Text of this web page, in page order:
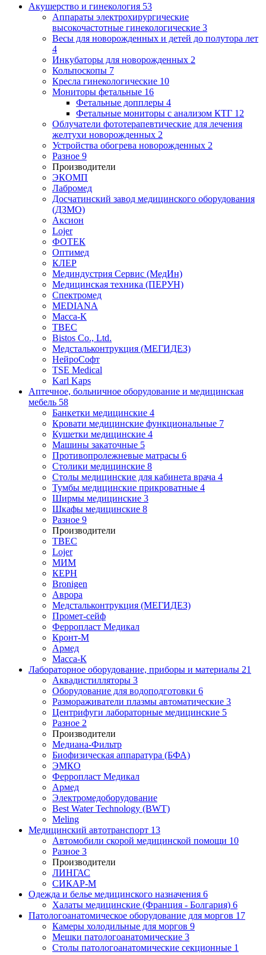
Акушерство и гинекология 53
Аппараты электрохирургические
высокочастотные гинекологические 3
Весы для новорожденных и детей до полутора лет
4
Инкубаторы для новорожденных 2
Кольпоскопы 7
Кресла гинекологические 10
Мониторы фетальные 16
Фетальные допплеры 4
Фетальные мониторы с анализом КТГ 12
Облучатели фототерапевтические для лечения
желтухи новорожденных 2
Устройства обогрева новорожденных 2
Разное 9
Производители
ЭКОМП
Лабромед
Досчатинский завод медицинского оборудования
(ДЗМО)
Аксион
Lojer
ФОТЕК
Оптимед
КЛЕР
Мединдустрия Сервис (МедИн)
Медицинская техника (ПЕРУН)
Спектромед
MEDIANA
Масса-К
ТВЕС
Bistos Co., Ltd.
Медстальконтрукция (МЕГИДЕЗ)
НейроСофт
TSE Medical
Karl Kaps
Аптечное, больничное оборудование и медицинская
мебель 58
Банкетки медицинские 4
Кровати медицинские функциональные 7
Кушетки медицинские 4
Машины закаточные 5
Противопролежневые матрасы 6
Столики медицинские 8
Столы медицинские для кабинета врача 4
Тумбы медицинские прикроватные 4
Ширмы медицинские 3
Шкафы медицинские 8
Разное 9
Производители
ТВЕС
Lojer
МИМ
КЕРН
Bronigen
Аврора
Медстальконтрукция (МЕГИДЕЗ)
Промет-сейф
Ферропласт Медикал
Кронт-М
Армед
Масса-К
Лабораторное оборудование, приборы и материалы 21
Аквадистилляторы 3
Оборудование для водоподготовки 6
Размораживатели плазмы автоматические 3
Центрифуги лабораторные медицинские 5
Разное 2
Производители
Медиана-Фильтр
Биофизическая аппаратура (БФА)
ЭМКО
Ферропласт Медикал
Армед
Электромедоборудование
Best Water Technology (BWT)
Meling
Медицинский автотранспорт 13
Автомобили скорой медицинской помощи 10
Разное 3
Производители
ЛИНГАС
СИКАР-М
Одежда и белье медицинского назначения 6
Халаты медицинские (Франция - Болгария) 6
Патологоанатомическое оборудование для моргов 17
Камеры холодильные для моргов 9
Мешки патологоанатомические 3
Столы патологоанатомические секционные 1